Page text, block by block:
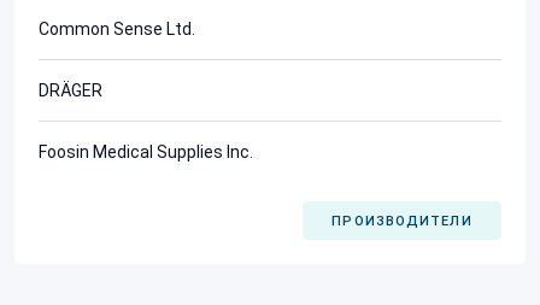
Common Sense Ltd.
DRÄGER
Foosin Medical Supplies Inc.
ПРОИЗВОДИТЕЛИ